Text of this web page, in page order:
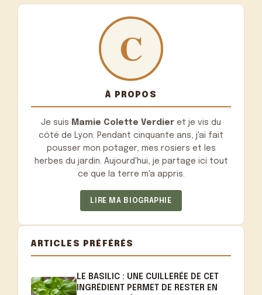
À PROPOS
Je suis Mamie Colette Verdier et je vis du
côté de Lyon. Pendant cinquante ans, j'ai fait
pousser mon potager, mes rosiers et les
herbes du jardin. Aujourd'hui, je partage ici tout
ce que la terre m'a appris.
LIRE MA BIOGRAPHIE
ARTICLES PRÉFÉRÉS
LE BASILIC : UNE CUILLERÉE DE CET
INGRÉDIENT PERMET DE RESTER EN